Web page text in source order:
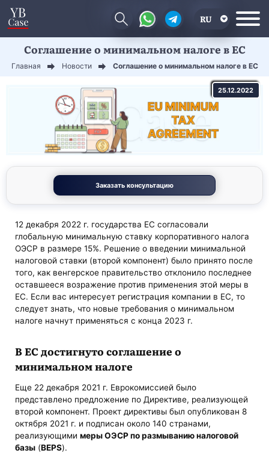
RU
EN
Соглашение о минимальном налоге в ЕС
Главная Новости Соглашение о минимальном налоге в ЕС
25.12.2022
Заказать консультацию
12 декабря 2022 г. государства ЕС согласовали
глобальную минимальную ставку корпоративного налога
ОЭСР в размере 15%. Решение о введении минимальной
налоговой ставки (второй компонент) было принято после
того, как венгерское правительство отклонило последнее
оставшееся возражение против применения этой меры в
ЕС. Если вас интересует регистрация компании в ЕС, то
следует знать, что новые требования о минимальном
налоге начнут применяться с конца 2023 г.
В ЕС достигнуто соглашение о
минимальном налоге
Еще 22 декабря 2021 г. Еврокомиссией было
представлено предложение по Директиве, реализующей
второй компонент. Проект директивы был опубликован 8
октября 2021 г. и подписан около 140 странами,
реализующимимеры ОЭСР по размыванию налоговой
базы (BEPS).